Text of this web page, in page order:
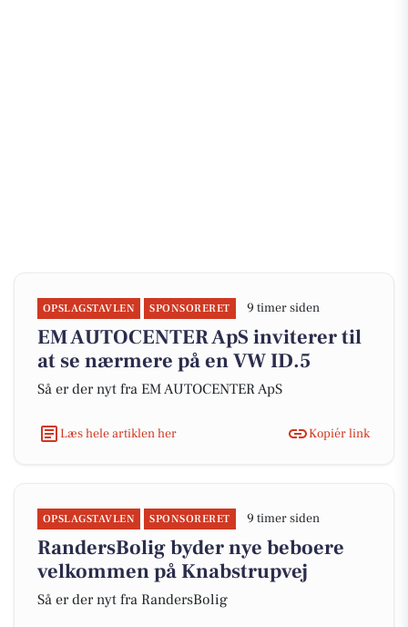
OPSLAGSTAVLEN SPONSORERET 9 timer siden
EM AUTOCENTER ApS inviterer til
at se nærmere på en VW ID.5
Så er der nyt fra EM AUTOCENTER ApS
Læs hele artiklen her Kopiér link
OPSLAGSTAVLEN SPONSORERET 9 timer siden
RandersBolig byder nye beboere
velkommen på Knabstrupvej
Så er der nyt fra RandersBolig